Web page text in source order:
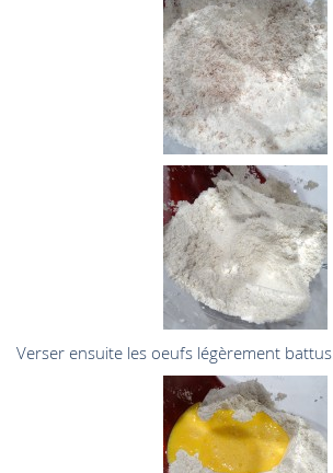
Verser ensuite les oeufs légèrement battus.